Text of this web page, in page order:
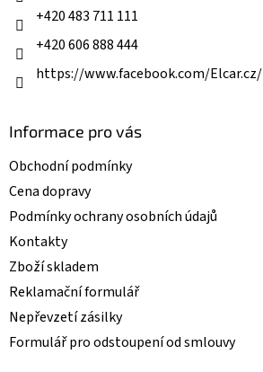
v
+420 483 711 111
+420 606 888 444
https://www.facebook.com/Elcar.cz/
Informace pro vás
Obchodní podmínky
Cena dopravy
Podmínky ochrany osobních údajů
Kontakty
Zboží skladem
Reklamační formulář
Nepřevzetí zásilky
Formulář pro odstoupení od smlouvy